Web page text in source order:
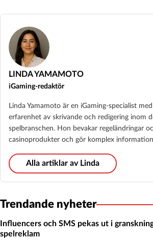
LINDA YAMAMOTO
iGaming-redaktör
Linda Yamamoto är en iGaming-specialist
erfarenhet av skrivande och redigering inom
spelbranschen. Hon bevakar regeländringar
casinoprodukter och gör komplex
Alla artiklar av Linda
Trendande nyheter
Influencers och SMS pekas ut i
spelreklam